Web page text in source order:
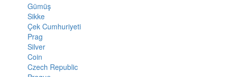
Gümüş
Sikke
Çek Cumhuriyeti
Prag
Silver
Coin
Czech Republic